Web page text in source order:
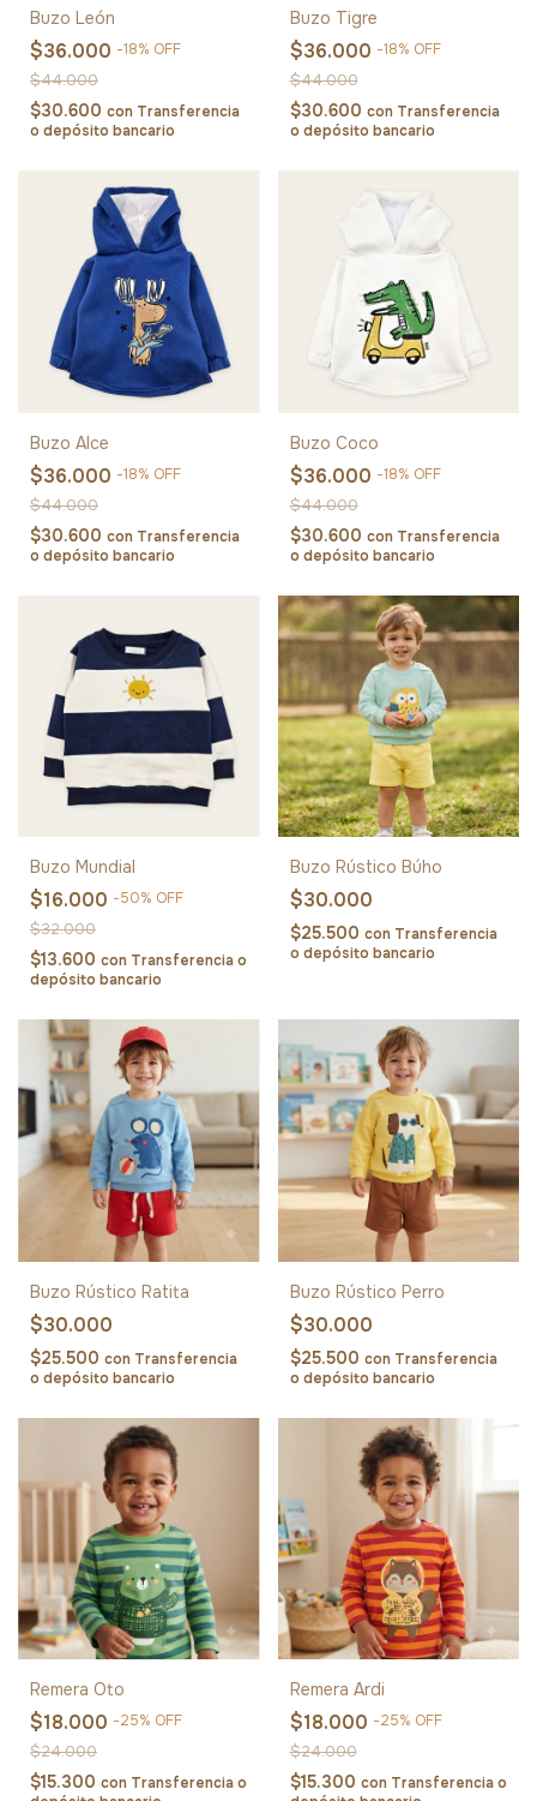
Buzo León
$36.000 -18% OFF
$44.000
$30.600 con Transferencia
o depósito bancario
Buzo Tigre
$36.000 -18% OFF
$44.000
$30.600 con Transferencia
o depósito bancario
Buzo Alce
$36.000 -18% OFF
$44.000
$30.600 con Transferencia
o depósito bancario
Buzo Coco
$36.000 -18% OFF
$44.000
$30.600 con Transferencia
o depósito bancario
Buzo Mundial
$16.000 -50% OFF
$32.000
$13.600 con Transferencia o
depósito bancario
Buzo Rústico Búho
$30.000
$25.500 con Transferencia
o depósito bancario
Buzo Rústico Ratita
$30.000
$25.500 con Transferencia
o depósito bancario
Buzo Rústico Perro
$30.000
$25.500 con Transferencia
o depósito bancario
Remera Oto
$18.000 -25% OFF
$24.000
$15.300 con Transferencia o
Remera Ardi
$18.000 -25% OFF
$24.000
$15.300 con Transferencia o